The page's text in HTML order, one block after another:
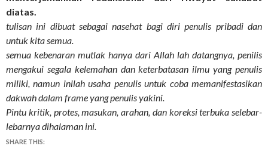
diatas.
tulisan ini dibuat sebagai nasehat bagi diri penulis pribadi dan
untuk kita semua.
semua kebenaran mutlak hanya dari Allah lah datangnya, penilis
mengakui segala kelemahan dan keterbatasan ilmu yang penulis
miliki, namun inilah usaha penulis untuk coba memanifestasikan
dakwah dalam frame yang penulis yakini.
Pintu kritik, protes, masukan, arahan, dan koreksi terbuka selebar-
lebarnya dihalaman ini.
SHARE THIS: